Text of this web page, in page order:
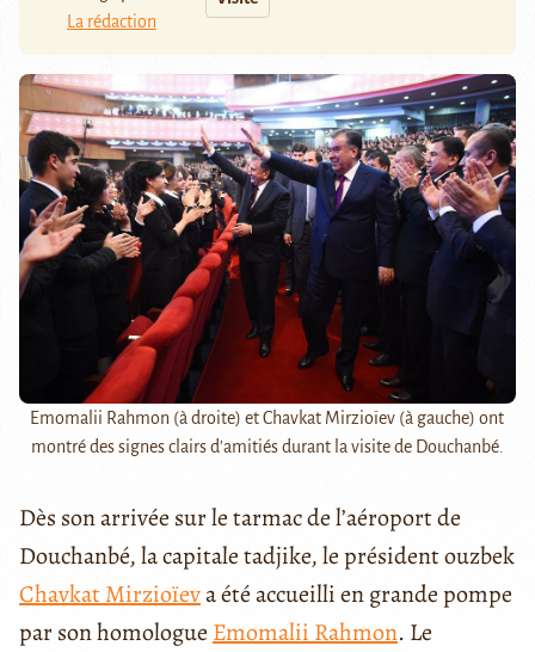
La rédaction
Emomalii Rahmon (à droite) et Chavkat Mirzioïev (à gauche) ont
montré des signes clairs d'amitiés durant la visite de Douchanbé.
Dès son arrivée sur le tarmac de l’aéroport de
Douchanbé, la capitale tadjike, le président ouzbek
Chavkat Mirzioïeva été accueilli en grande pompe
par son homologue Emomalii Rahmon. Le